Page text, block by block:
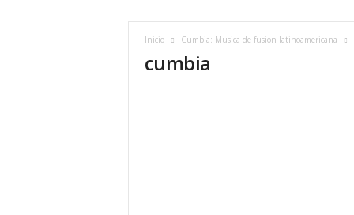
Inicio Cumbia: Musica de fusion latinoamericana
cumbia